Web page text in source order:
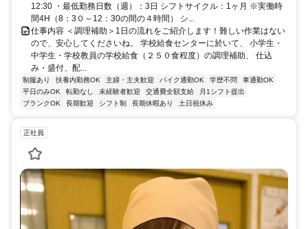
12:30 ・最低勤務日数（週）：3日 シフトサイクル：1ヶ月 ※実働時
間4H（8：3０～12：30の間の４時間） シ...
仕事内容 ＜調理補助＞1日の流れをご紹介します！難しい作業はない
ので、安心してくださいね。 学校給食センターに於いて、 小学生・
中学生・学校教員の学校給食（２５０食程度）の調理補助、 仕込
み・盛付、配...
制服あり 扶養内勤務OK 主婦・主夫歓迎 バイク通勤OK 学歴不問
車通勤OK
平日のみOK
転勤なし 未経験者歓迎 交通費全額支給
月1シフト提出
ブランクOK
長期歓迎 シフト制 長期休暇あり 土日祝休み
正社員